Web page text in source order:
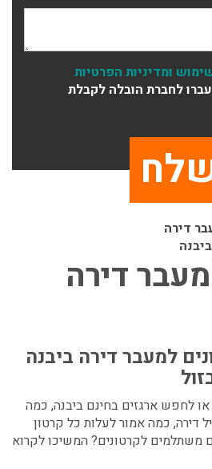
ומדיניות הפרטיות
לחברת הובלה לקבלת
דירה
דירה
למעבר דירה ביבנה
לחפש ארגזים בחינם ביבנה, כמה
דירה, כמה אמור לעלות כל קרטון
משתלמים לקרטונים? המשיכו לקרוא